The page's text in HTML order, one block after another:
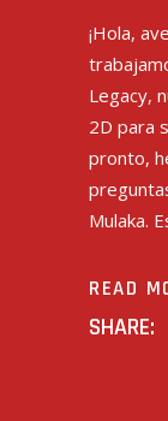
¡Hola,
Legacy,
2D para
pronto,
Mulaka.
READ
SHARE: